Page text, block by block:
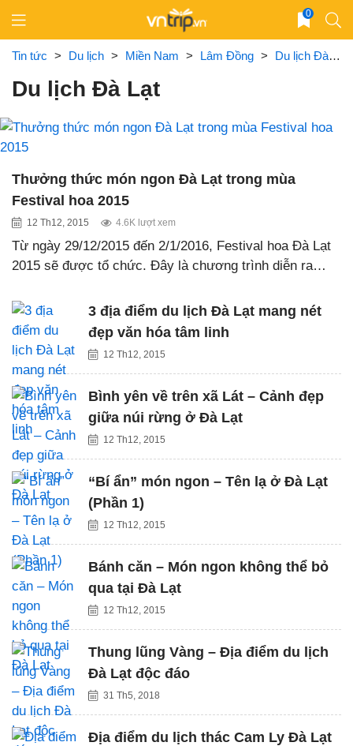
content
0
Tin tức > Du lịch > Miền Nam > Lâm Đồng > Du lịch Đà Lạt
Du lịch Đà Lạt
Thưởng thức món ngon Đà Lạt trong mùa
Festival hoa 2015
12 Th12, 2015 4.6K lượt xem
Từ ngày 29/12/2015 đến 2/1/2016, Festival hoa Đà Lạt
2015 sẽ được tổ chức. Đây là chương trình diễn ra…
3 địa điểm du lịch Đà Lạt mang nét
đẹp văn hóa tâm linh
12 Th12, 2015
Bình yên về trên xã Lát – Cảnh đẹp
giữa núi rừng ở Đà Lạt
12 Th12, 2015
“Bí ẩn” món ngon – Tên lạ ở Đà Lạt
(Phần 1)
12 Th12, 2015
Bánh căn – Món ngon không thể bỏ
qua tại Đà Lạt
12 Th12, 2015
Thung lũng Vàng – Địa điểm du lịch
Đà Lạt độc đáo
31 Th5, 2018
Địa điểm du lịch thác Cam Ly Đà Lạt